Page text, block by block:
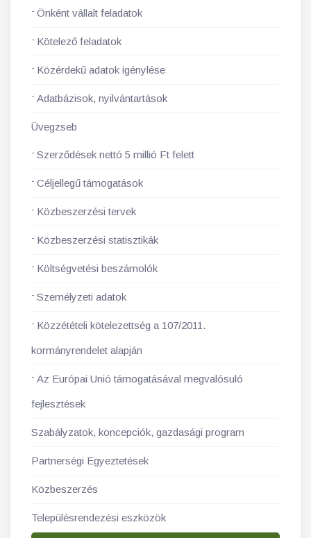
Önként vállalt feladatok
Kötelező feladatok
Közérdekű adatok igénylése
Adatbázisok, nyilvántartások
Üvegzseb
Szerződések nettó 5 millió Ft felett
Céljellegű támogatások
Közbeszerzési tervek
Közbeszerzési statisztikák
Költségvetési beszámolók
Személyzeti adatok
Közzétételi kötelezettség a 107/2011.
kormányrendelet alapján
Az Európai Unió támogatásával megvalósuló
fejlesztések
Szabályzatok, koncepciók, gazdasági program
Partnerségi Egyeztetések
Közbeszerzés
Településrendezési eszközök